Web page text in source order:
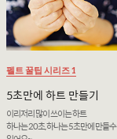
펠트 꿀팁 시리즈 1
5초만에 하트 만들기
이리저리 많이 쓰이는 하트
하나는 20초, 하나는 5초만에 만들수